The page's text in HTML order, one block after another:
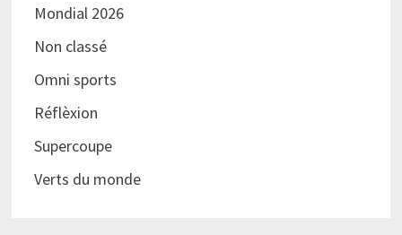
Mondial 2026
Non classé
Omni sports
Réflèxion
Supercoupe
Verts du monde